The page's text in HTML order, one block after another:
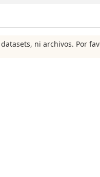
ni archivos. Por